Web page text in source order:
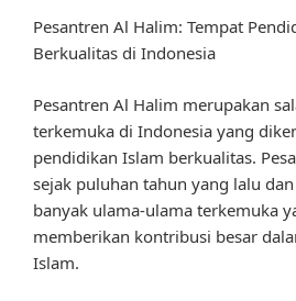
Pesantren Al Halim: Tempat
Berkualitas di Indonesia
Pesantren Al Halim merupakan
terkemuka di Indonesia yang
pendidikan Islam berkualitas.
sejak puluhan tahun yang lalu
banyak ulama-ulama terkemuka
memberikan kontribusi besar
Islam.